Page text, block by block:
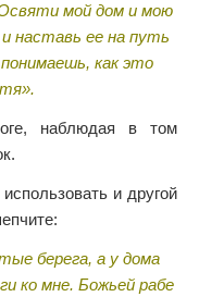
мой дом и мою
наставь ее на путь
как это
наблюдая в том
и другой
берега, а у дома
ко мне. Божьей рабе